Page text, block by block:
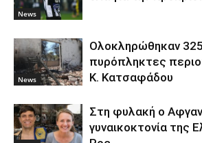
News
News
Ολοκληρώθηκαν
πυρόπληκτες
Κ. Κατσαφάδου
Στη φυλακή ο
γυναικοκτονία της